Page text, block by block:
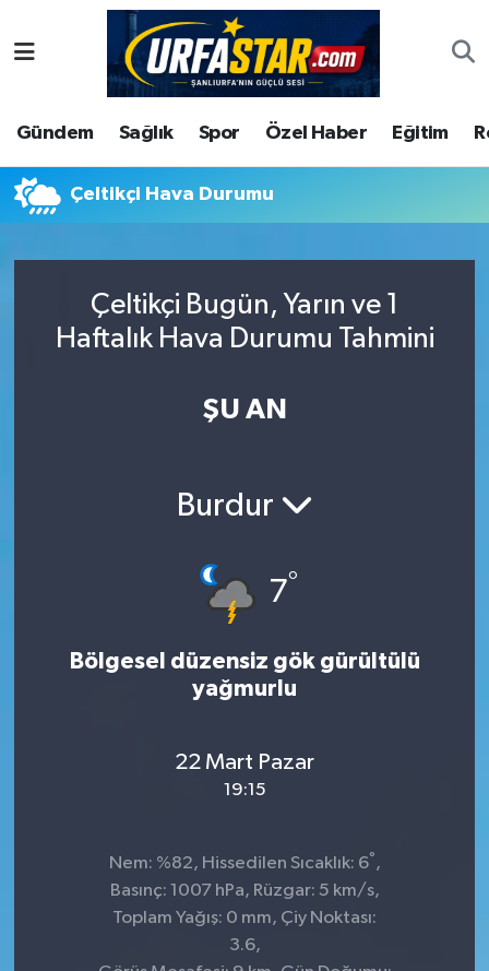
Gündem Sağlık Spor Özel Haber Eğitim
Çeltikçi Hava Durumu
Çeltikçi Bugün, Yarın ve 1
Haftalık Hava Durumu Tahmini
ŞU AN
Burdur
7°
Bölgesel düzensiz gök gürültülü
yağmurlu
22 Mart Pazar
19:15
Nem: %82, Hissedilen Sıcaklık: 6° ,
Basınç: 1007 hPa, Rüzgar: 5 km/s,
Toplam Yağış: 0 mm, Çiy Noktası:
3.6,
ASAYİS
ÇEVRE
DUNYA
Ekonomi
Şanlıurfa Nöbetçi Eczaneler
Şanlıurfa Hava Durumu
Şanlıurfa Namaz Vakitleri
Süper Lig Puan Durumu ve Fikstür
Son Dakika Haberleri